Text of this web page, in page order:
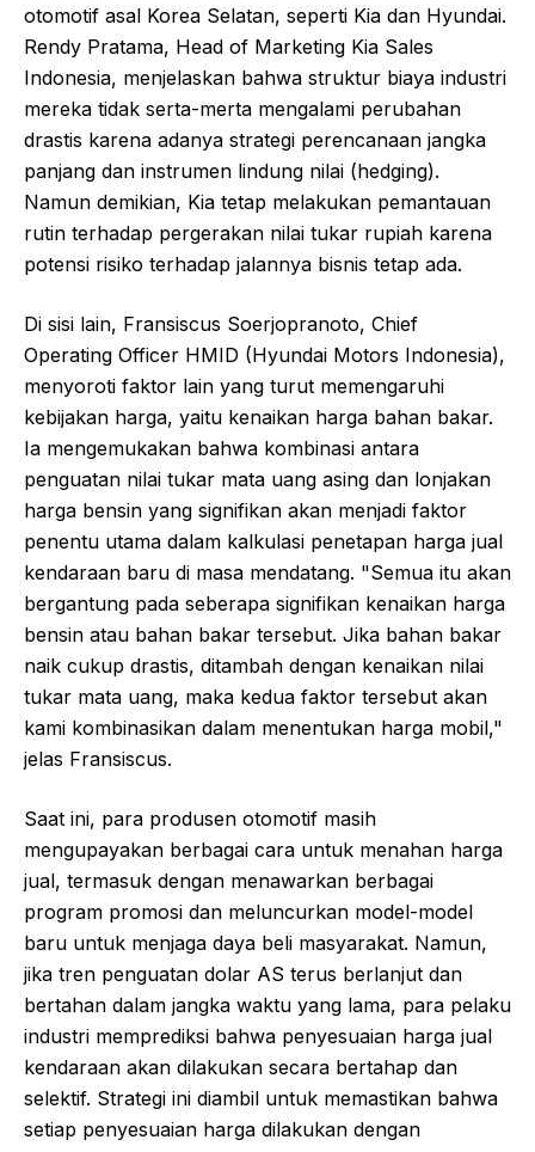
otomotif asal Korea Selatan, seperti Kia dan Hyundai.
Rendy Pratama, Head of Marketing Kia Sales
Indonesia, menjelaskan bahwa struktur biaya industri
mereka tidak serta-merta mengalami perubahan
drastis karena adanya strategi perencanaan jangka
panjang dan instrumen lindung nilai (hedging).
Namun demikian, Kia tetap melakukan pemantauan
rutin terhadap pergerakan nilai tukar rupiah karena
potensi risiko terhadap jalannya bisnis tetap ada.
Di sisi lain, Fransiscus Soerjopranoto, Chief
Operating Officer HMID (Hyundai Motors Indonesia),
menyoroti faktor lain yang turut memengaruhi
kebijakan harga, yaitu kenaikan harga bahan bakar.
Ia mengemukakan bahwa kombinasi antara
penguatan nilai tukar mata uang asing dan lonjakan
harga bensin yang signifikan akan menjadi faktor
penentu utama dalam kalkulasi penetapan harga jual
kendaraan baru di masa mendatang. "Semua itu akan
bergantung pada seberapa signifikan kenaikan harga
bensin atau bahan bakar tersebut. Jika bahan bakar
naik cukup drastis, ditambah dengan kenaikan nilai
tukar mata uang, maka kedua faktor tersebut akan
kami kombinasikan dalam menentukan harga mobil,"
jelas Fransiscus.
Saat ini, para produsen otomotif masih
mengupayakan berbagai cara untuk menahan harga
jual, termasuk dengan menawarkan berbagai
program promosi dan meluncurkan model-model
baru untuk menjaga daya beli masyarakat. Namun,
jika tren penguatan dolar AS terus berlanjut dan
bertahan dalam jangka waktu yang lama, para pelaku
industri memprediksi bahwa penyesuaian harga jual
kendaraan akan dilakukan secara bertahap dan
selektif. Strategi ini diambil untuk memastikan bahwa
setiap penyesuaian harga dilakukan dengan